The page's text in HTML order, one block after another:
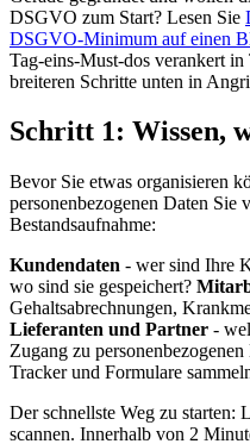
DSGVO zum Start? Lesen Sie
DSGVO-Minimum auf einen
Tag-eins-Must-dos verankert
breiteren Schritte unten in
Schritt 1: Wissen,
Bevor Sie etwas organisieren
personenbezogenen Daten Sie
Bestandsaufnahme:
Kundendaten - wer sind Ihre
wo sind sie gespeichert?
Gehaltsabrechnungen,
Lieferanten und Partner -
Zugang zu personenbezogenen
Tracker und Formulare
Der schnellste Weg zu starten:
scannen. Innerhalb von 2